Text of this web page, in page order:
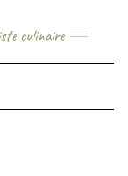
culinaire